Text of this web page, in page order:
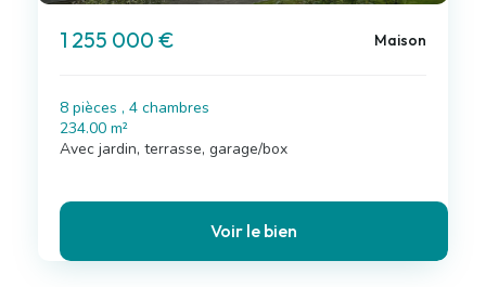
1 255 000 € Maison
8 pièces , 4 chambres
234.00 m²
Avec jardin, terrasse, garage/box
Voir le bien